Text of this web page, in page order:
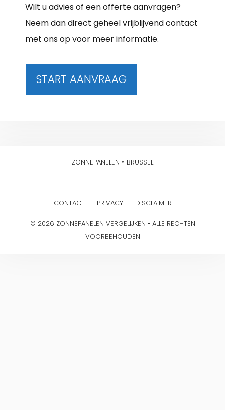
Wilt u advies of een offerte aanvragen?
Neem dan direct geheel vrijblijvend contact
met ons op voor meer informatie.
START AANVRAAG
ZONNEPANELEN » BRUSSEL
CONTACT PRIVACY DISCLAIMER
© 2026 ZONNEPANELEN VERGELIJKEN • ALLE RECHTEN
VOORBEHOUDEN